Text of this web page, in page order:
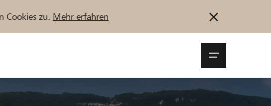
Cookies zu. Mehr erfahren
Anmelden Registrieren